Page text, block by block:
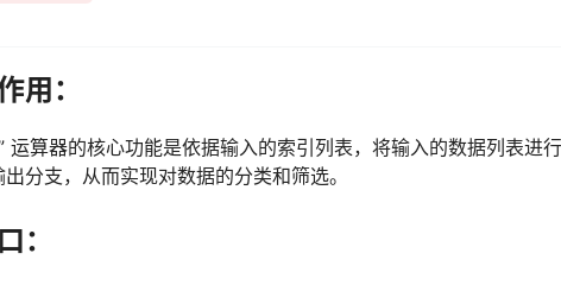
用：
运算器的核心功能是依据输入的索引列表，将输入的数据列表进
分支，从而实现对数据的分类和筛选。
：